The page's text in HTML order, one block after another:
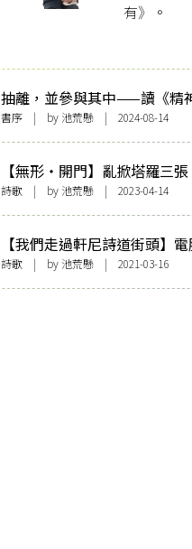
有》。
抽離，並參與其中——讀《精
書序 | by 池荒懸 | 2024-08-14
【無形・開門】亂掀塔羅三張
詩歌 | by 池荒懸 | 2023-04-14
【我們走過軒尼詩道街頭】
詩歌 | by 池荒懸 | 2021-03-16